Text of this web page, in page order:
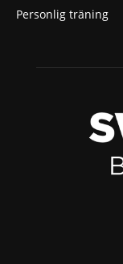
Personlig träning